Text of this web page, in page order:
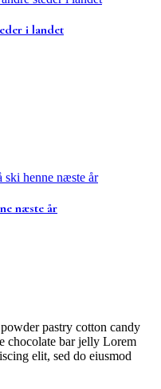
i landet
næste år
pastry cotton candy
chocolate bar jelly Lorem
elit, sed do eiusmod